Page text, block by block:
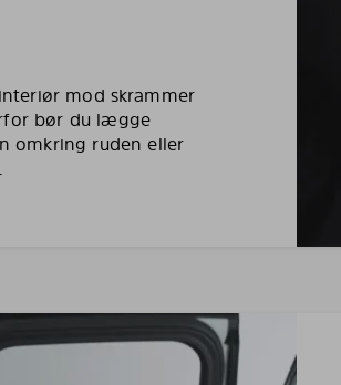
mod skrammer
bør du lægge
omkring ruden eller